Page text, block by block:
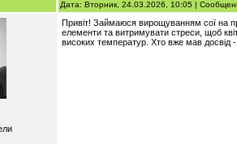
Дата: Вторник, 24.03.2026, 10:05 |
Привіт! Займаюся вирощуванням сої на
елементи та витримувати стреси, щоб
високих температур. Хто вже мав досвід -